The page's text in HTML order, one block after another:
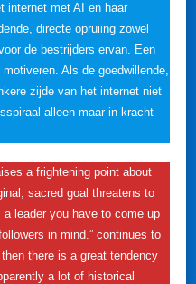
internet met AI en haar
directe opruiing zowel
de bestrijders ervan. Een
Als de goedwillende,
zijde van het internet niet
alleen maar in kracht
a frightening point about
sacred goal threatens to
leader you have to come up
in mind.” continues to
there is a great tendency
a lot of historical